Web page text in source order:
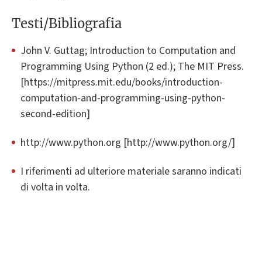
Testi/Bibliografia
John V. Guttag; Introduction to Computation and
Programming Using Python (2 ed.); The MIT Press.
[https://mitpress.mit.edu/books/introduction-
computation-and-programming-using-python-
second-edition]
http://www.python.org [http://www.python.org/]
I riferimenti ad ulteriore materiale saranno indicati
di volta in volta.